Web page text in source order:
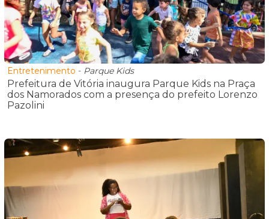
Entretenimento - Parque Kids
Prefeitura de Vitória inaugura Parque Kids na Praça
dos Namorados com a presença do prefeito Lorenzo
Pazolini